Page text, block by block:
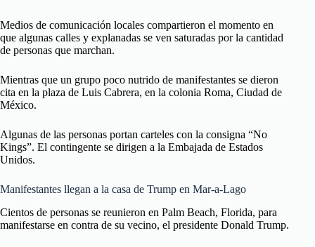
Medios de comunicación locales compartieron el momento en
que algunas calles y explanadas se ven saturadas por la cantidad
de personas que marchan.
Mientras que un grupo poco nutrido de manifestantes se dieron
cita en la plaza de Luis Cabrera, en la colonia Roma, Ciudad de
México.
Algunas de las personas portan carteles con la consigna “No
Kings”. El contingente se dirigen a la Embajada de Estados
Unidos.
Manifestantes llegan a la casa de Trump en Mar-a-Lago
Cientos de personas se reunieron en Palm Beach, Florida, para
manifestarse en contra de su vecino, el presidente Donald Trump.